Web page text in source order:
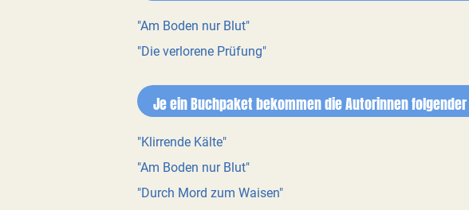
"Am Boden nur Blut"
"Die verlorene Prüfung"
Je ein Buchpaket bekommen die Autorinnen
"Klirrende Kälte"
"Am Boden nur Blut"
"Durch Mord zum Waisen"